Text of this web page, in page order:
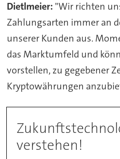
Dietlmeier: "Wir richten
Zahlungsarten immer an
unserer Kunden aus.
das Marktumfeld und
vorstellen, zu gegebener
Kryptowährungen
verstehen!